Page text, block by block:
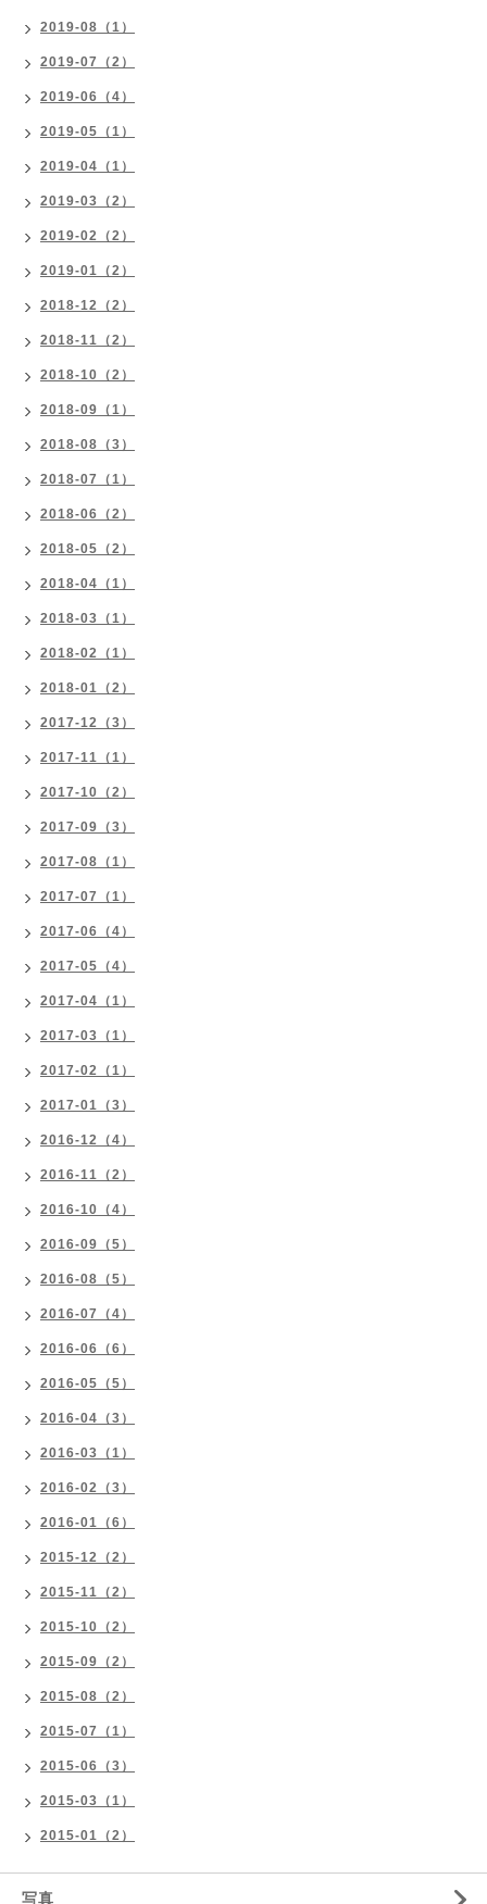
2019-08（1）
2019-07（2）
2019-06（4）
2019-05（1）
2019-04（1）
2019-03（2）
2019-02（2）
2019-01（2）
2018-12（2）
2018-11（2）
2018-10（2）
2018-09（1）
2018-08（3）
2018-07（1）
2018-06（2）
2018-05（2）
2018-04（1）
2018-03（1）
2018-02（1）
2018-01（2）
2017-12（3）
2017-11（1）
2017-10（2）
2017-09（3）
2017-08（1）
2017-07（1）
2017-06（4）
2017-05（4）
2017-04（1）
2017-03（1）
2017-02（1）
2017-01（3）
2016-12（4）
2016-11（2）
2016-10（4）
2016-09（5）
2016-08（5）
2016-07（4）
2016-06（6）
2016-05（5）
2016-04（3）
2016-03（1）
2016-02（3）
2016-01（6）
2015-12（2）
2015-11（2）
2015-10（2）
2015-09（2）
2015-08（2）
2015-07（1）
2015-06（3）
2015-03（1）
2015-01（2）
写真